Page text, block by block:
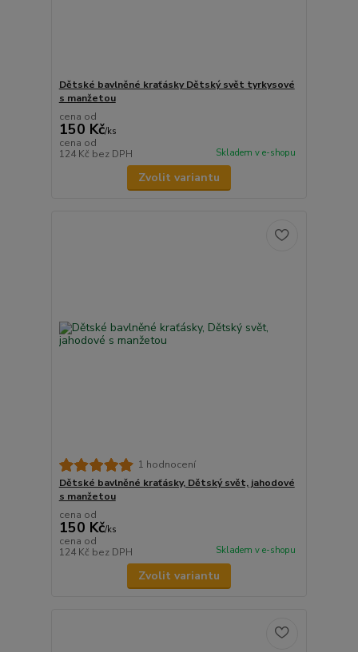
Dětské bavlněné kraťásky Dětský svět tyrkysové
s manžetou
cena od
150 Kč/ks
cena od
124 Kč bez DPH Skladem v e-shopu
Zvolit variantu
1 hodnocení
Dětské bavlněné kraťásky, Dětský svět, jahodové
s manžetou
cena od
150 Kč/ks
cena od
124 Kč bez DPH Skladem v e-shopu
Zvolit variantu